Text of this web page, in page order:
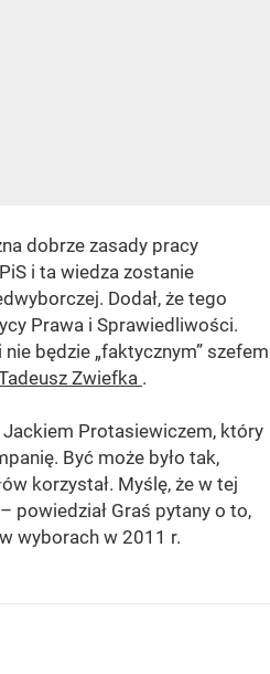
dobrze zasady pracy
i ta wiedza zostanie
Dodał, że tego
Prawa i Sprawiedliwości.
będzie „faktycznym” szefem
Zwiefka .
Protasiewiczem, który
Być może było tak,
korzystał. Myślę, że w tej
powiedział Graś pytany o to,
wyborach w 2011 r.